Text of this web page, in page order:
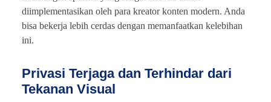
diimplementasikan oleh para kreator konten modern. Anda
bisa bekerja lebih cerdas dengan memanfaatkan kelebihan
ini.
Privasi Terjaga dan Terhindar dari
Tekanan Visual